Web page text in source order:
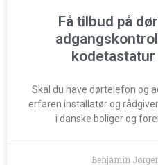
Få tilbud på
Skal du have dørtelefon og
erfaren installatør og
i danske boliger og
Benjamin